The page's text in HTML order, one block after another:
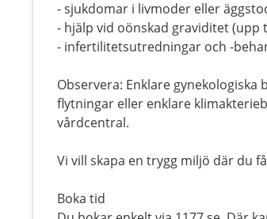
- sjukdomar i livmoder eller
- hjälp vid oönskad graviditet (upp
- infertilitetsutredningar och -
Observera: Enklare gynekologiska
flytningar eller enklare
vårdcentral.
Vi vill skapa en trygg miljö där du
Boka tid